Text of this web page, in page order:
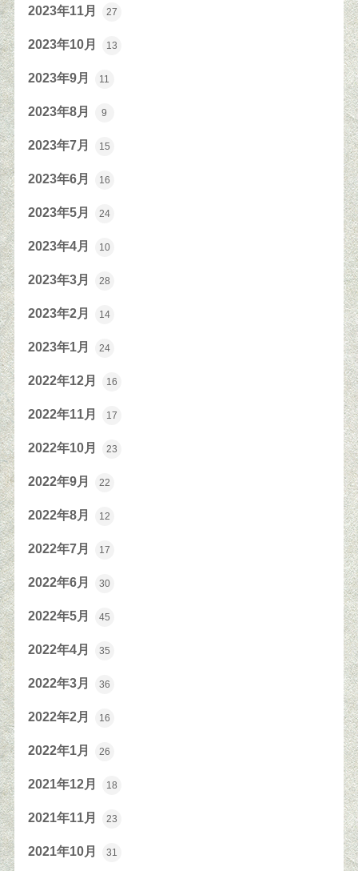
2023年11月 27
2023年10月 13
2023年9月 11
2023年8月 9
2023年7月 15
2023年6月 16
2023年5月 24
2023年4月 10
2023年3月 28
2023年2月 14
2023年1月 24
2022年12月 16
2022年11月 17
2022年10月 23
2022年9月 22
2022年8月 12
2022年7月 17
2022年6月 30
2022年5月 45
2022年4月 35
2022年3月 36
2022年2月 16
2022年1月 26
2021年12月 18
2021年11月 23
2021年10月 31